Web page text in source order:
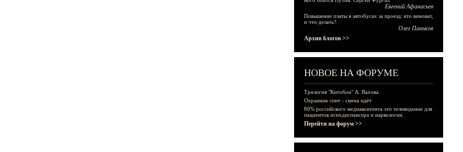
Евгений Афанасьев
Повышение платы в автобусах за проезд: кто виноват,
и что делать?
Олег Паньков
Архив блогов >>
НОВОЕ НА ФОРУМЕ
Трилогия "Китобои" А. Вахова.
Охранник спит - смена идёт
80% российского медиаконтента это телевидение для
пациентов психдиспансера и наркологии.
Перейти на форум >>